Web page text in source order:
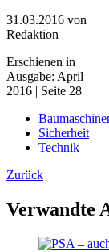
31.03.2016 von
Redaktion
Erschienen in
Ausgabe: April
2016 | Seite 28
Sicherheit
Technik
Zurück
Verwandte